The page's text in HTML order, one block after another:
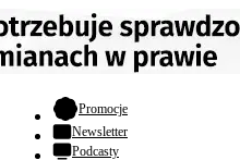
Promocje- otwiera się w nowej
Newsletter
Podcasty